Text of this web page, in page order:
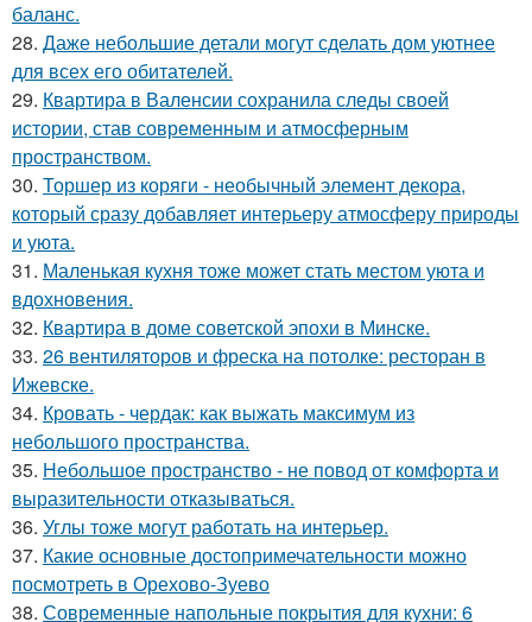
баланс.
28. Даже небольшие детали могут сделать дом уютнее
для всех его обитателей.
29. Квартира в Валенсии сохранила следы своей
истории, став современным и атмосферным
пространством.
30. Торшер из коряги - необычный элемент декора,
который сразу добавляет интерьеру атмосферу природы
и уюта.
31. Маленькая кухня тоже может стать местом уюта и
вдохновения.
32. Квартира в доме советской эпохи в Минске.
33. 26 вентиляторов и фреска на потолке: ресторан в
Ижевске.
34. Кровать - чердак: как выжать максимум из
небольшого пространства.
35. Небольшое пространство - не повод от комфорта и
выразительности отказываться.
36. Углы тоже могут работать на интерьер.
37. Какие основные достопримечательности можно
посмотреть в Орехово-Зуево
38. Современные напольные покрытия для кухни: 6